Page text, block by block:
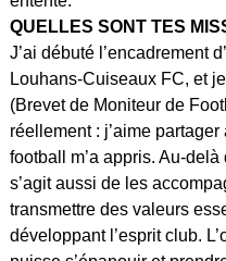
QUELLES SONT TES
J’ai débuté l’encadrement
Louhans-Cuiseaux FC, et
(Brevet de Moniteur de
réellement : j’aime
football m’a appris. Au-
s’agit aussi de les
transmettre des valeurs
développant l’esprit club.